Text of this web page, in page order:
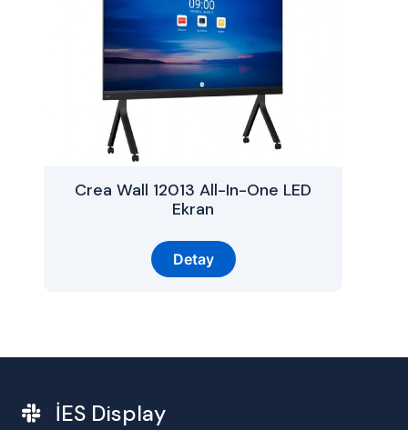
Crea Wall 12013 All-In-One LED
Ekran
Detay
İES Display